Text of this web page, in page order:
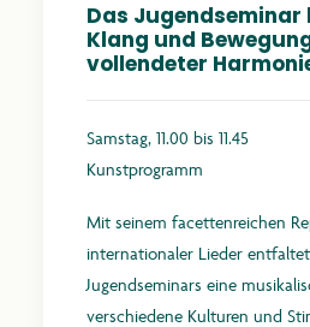
Das Jugendseminar
Klang und
vollendeter
Samstag, 11.00 bis 11.45
Kunstprogramm
Mit seinem facettenreichen
internationaler Lieder
Jugendseminars eine
verschiedene Kulturen und